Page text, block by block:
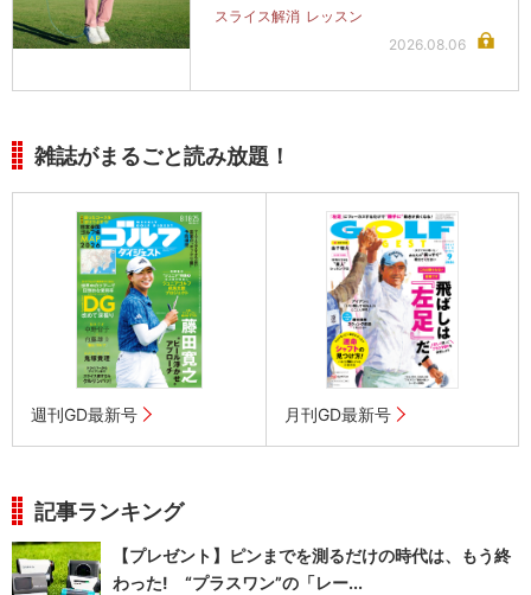
スライス解消 レッスン
2026.08.06
雑誌がまるごと読み放題！
週刊GD最新号 月刊GD最新号
記事ランキング
【プレゼント】ピンまでを測るだけの時代は、もう終
わった! “プラスワン”の「レー...